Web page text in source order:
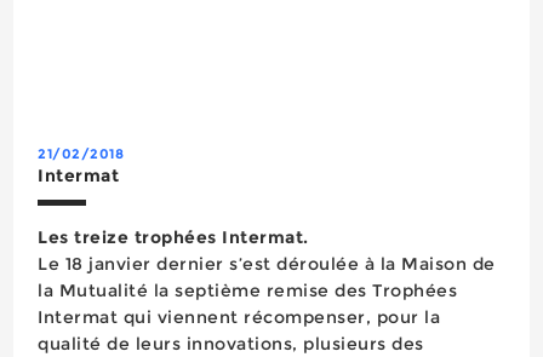
21/02/2018
Intermat
Les treize trophées Intermat.
Le 18 janvier dernier s’est déroulée à la Maison de
la Mutualité la septième remise des Trophées
Intermat qui viennent récompenser, pour la
qualité de leurs innovations, plusieurs des